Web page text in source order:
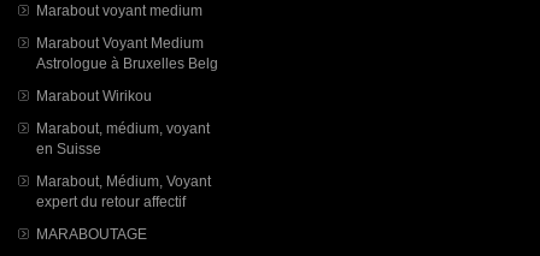
Marabout voyant medium
Marabout Voyant Medium
Astrologue à Bruxelles Belg
Marabout Wirikou
Marabout, médium, voyant
en Suisse
Marabout, Médium, Voyant
expert du retour affectif
MARABOUTAGE